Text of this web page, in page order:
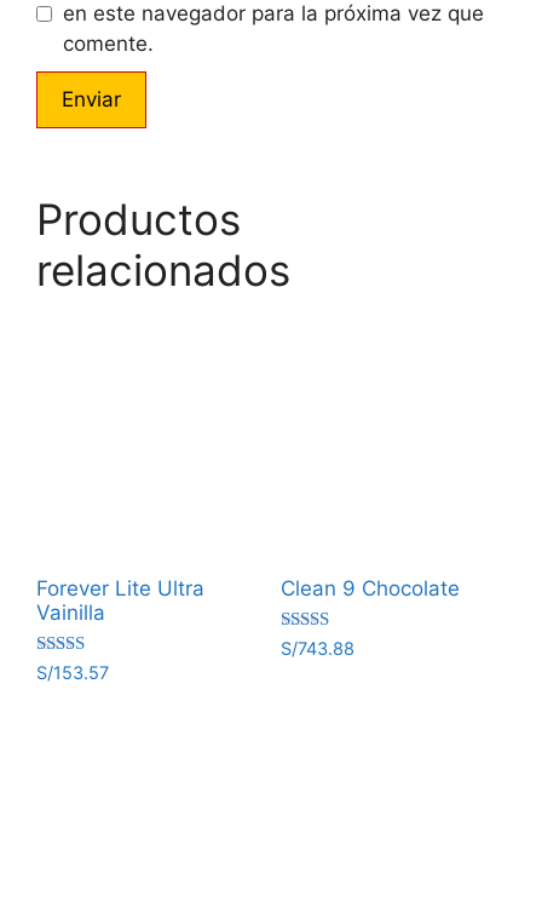
en este navegador para la próxima vez que
comente.
Productos
relacionados
Forever Lite Ultra
Vainilla
Valorado
con
S/153.57
Clean 9 Chocolate
Valorado
con
S/743.88